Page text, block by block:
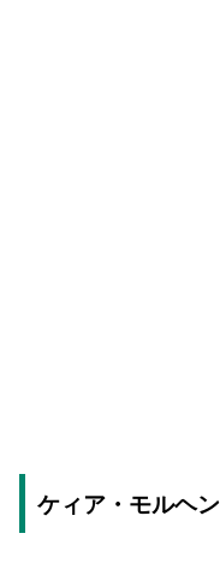
ケィア・モルヘ